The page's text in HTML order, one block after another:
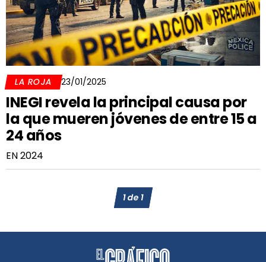
LA ROJA 23/01/2025
INEGI revela la principal causa por
la que mueren jóvenes de entre 15 a
24 años
EN 2024
1de1